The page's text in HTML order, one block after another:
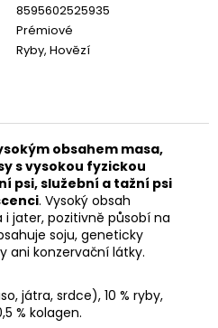
8595602525935
Prémiové
Ryby, Hovězí
obsahem masa,
s vysokou fyzickou
psi, služební a tažní psi
. Vysoký obsah
jater, pozitivně působí na
soju, geneticky
ani konzervační látky.
játra, srdce), 10 % ryby,
% kolagen.